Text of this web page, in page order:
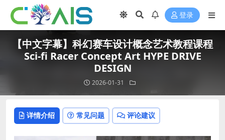
登录
【中文字幕】科幻赛车设计概念艺术教程课程
Sci-fi Racer Concept Art HYPE DRIVE
DESIGN
2026-01-31
详情介绍 常见问题 评论建议